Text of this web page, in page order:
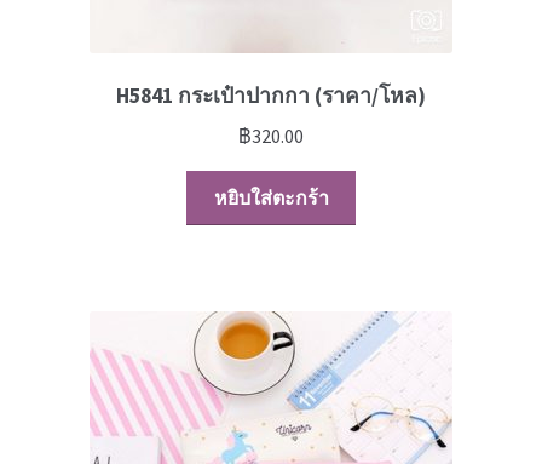
H5841 กระเป๋าปากกา (ราคา/โหล)
฿320.00
หยิบใส่ตะกร้า